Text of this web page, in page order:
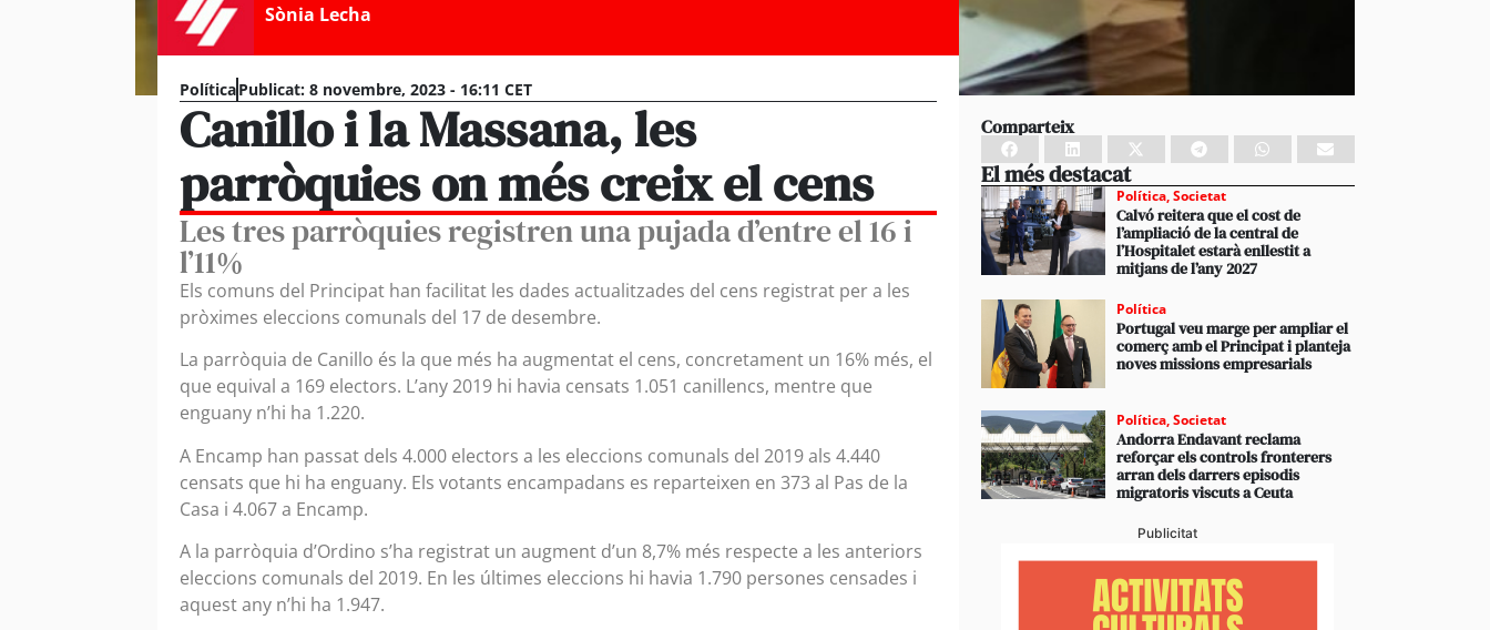
Sònia Lecha
PolíticaPublicat: 8 novembre, 2023 - 16:11 CET
Canillo i la Massana, les
parròquies on més creix el cens
Les tres parròquies registren una pujada d’entre el 16 i
l’11%
Els comuns del Principat han facilitat les dades actualitzades del cens registrat per a les
pròximes eleccions comunals del 17 de desembre.
La parròquia de Canillo és la que més ha augmentat el cens, concretament un 16% més, el
que equival a 169 electors. L’any 2019 hi havia censats 1.051 canillencs, mentre que
enguany n’hi ha 1.220.
A Encamp han passat dels 4.000 electors a les eleccions comunals del 2019 als 4.440
censats que hi ha enguany. Els votants encampadans es reparteixen en 373 al Pas de la
Casa i 4.067 a Encamp.
A la parròquia d’Ordino s’ha registrat un augment d’un 8,7% més respecte a les anteriors
eleccions comunals del 2019. En les últimes eleccions hi havia 1.790 persones censades i
aquest any n’hi ha 1.947.
Comparteix
El més destacat
Política,Societat
Calvó reitera que el cost de
l’ampliació de la central de
l’Hospitalet estarà enllestit a
mitjans de l’any 2027
Política
Portugal veu marge per ampliar el
comerç amb el Principat i planteja
noves missions empresarials
Política,Societat
Andorra Endavant reclama
reforçar els controls fronterers
arran dels darrers episodis
migratoris viscuts a Ceuta
Publicitat